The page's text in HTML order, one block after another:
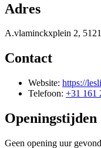
Adres
A.vlaminckxplein 2,
Contact
Website: https://
Telefoon: +31 161
Openingstijden
Geen opening uur